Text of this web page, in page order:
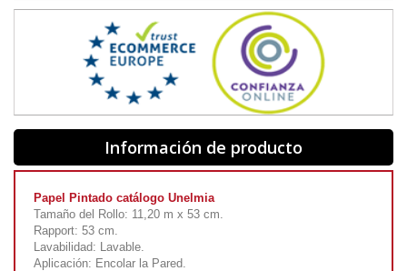
Información de producto
Papel Pintado catálogo Unelmia
Tamaño del Rollo: 11,20 m x 53 cm.
Rapport: 53 cm.
Lavabilidad: Lavable.
Aplicación: Encolar la Pared.